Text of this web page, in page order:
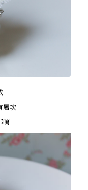
層次
唷